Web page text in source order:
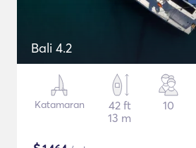
Bali 4.2
Katamaran
42 ft
13 m
10